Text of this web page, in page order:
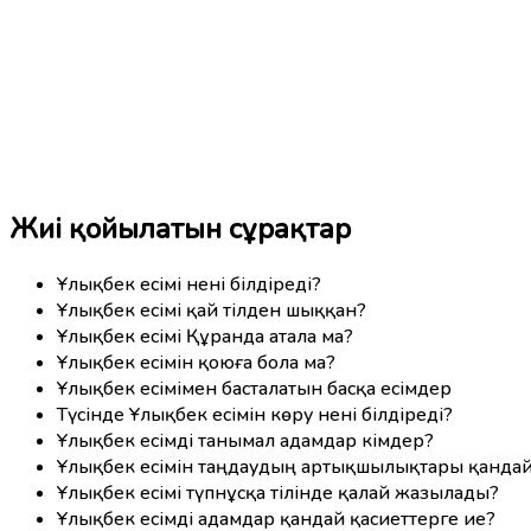
Жиі қойылатын сұрақтар
Ұлықбек есімі нені білдіреді?
Ұлықбек есімі қай тілден шыққан?
Ұлықбек есімі Құранда атала ма?
Ұлықбек есімін қоюға бола ма?
Ұлықбек есімімен басталатын басқа есімдер
Түсінде Ұлықбек есімін көру нені білдіреді?
Ұлықбек есімді танымал адамдар кімдер?
Ұлықбек есімін таңдаудың артықшылықтары
Ұлықбек есімі түпнұсқа тілінде қалай жазылады?
Ұлықбек есімді адамдар қандай қасиеттерге ие?